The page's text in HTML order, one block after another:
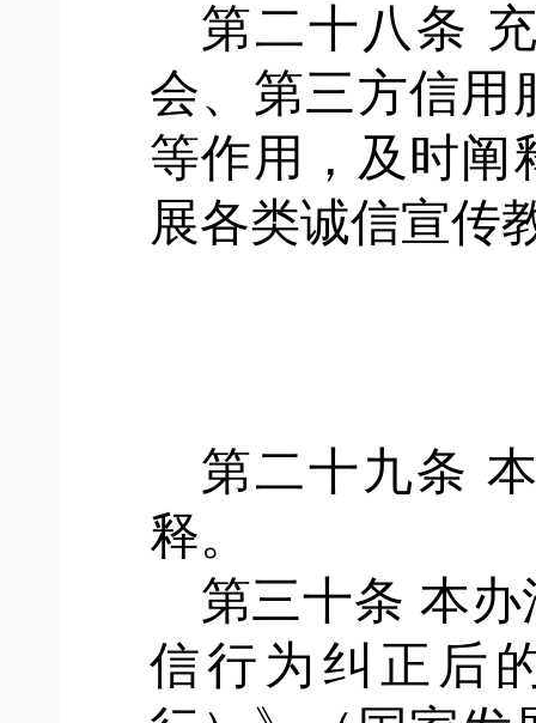
第二十八条
会、第三方信用
等作用，及时阐
展各类诚信宣传
第二十九条
释。
第三十条 本办
信行为纠正后